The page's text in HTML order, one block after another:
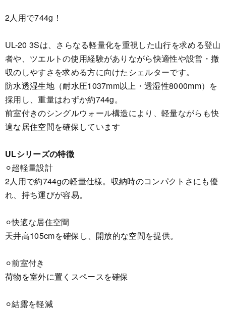
2人用で744g！
UL-20 3Sは、さらなる軽量化を重視した山行を求める登山
者や、ツエルトの使用経験がありながら快適性や設営・撤
収のしやすさを求める方に向けたシェルターです。
防水透湿生地（耐水圧1037mm以上・透湿性8000mm）を
採用し、重量はわずか約744g。
前室付きのシングルウォール構造により、軽量ながらも快
適な居住空間を確保しています
ULシリーズの特徴
⚪︎超軽量設計
2人用で約744gの軽量仕様。収納時のコンパクトさにも優
れ、持ち運びが容易。
⚪︎快適な居住空間
天井高105cmを確保し、開放的な空間を提供。
⚪︎前室付き
荷物を室外に置くスペースを確保
⚪︎結露を軽減